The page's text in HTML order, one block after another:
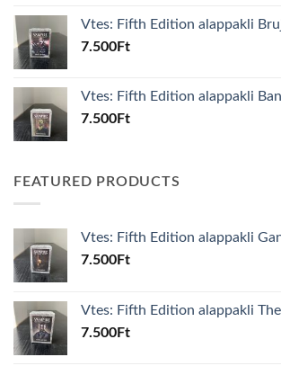
Vtes: Fifth Edition alappakli
7.500Ft
Vtes: Fifth Edition alappakli
7.500Ft
FEATURED PRODUCTS
Vtes: Fifth Edition alappakli
7.500Ft
Vtes: Fifth Edition alappakli
7.500Ft